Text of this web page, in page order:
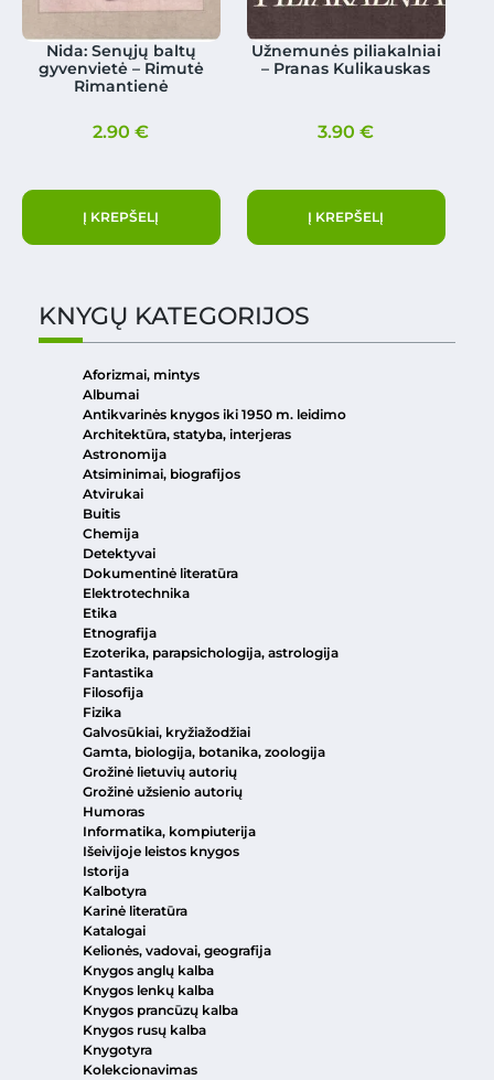
Nida: Senųjų baltų
gyvenvietė – Rimutė
Rimantienė
2.90€
Į KREPŠELĮ
Užnemunės piliakalniai
– Pranas Kulikauskas
3.90€
Į KREPŠELĮ
KNYGŲ KATEGORIJOS
Aforizmai, mintys
Albumai
Antikvarinės knygos iki 1950 m. leidimo
Architektūra, statyba, interjeras
Astronomija
Atsiminimai, biografijos
Atvirukai
Buitis
Chemija
Detektyvai
Dokumentinė literatūra
Elektrotechnika
Etika
Etnografija
Ezoterika, parapsichologija, astrologija
Fantastika
Filosofija
Fizika
Galvosūkiai, kryžiažodžiai
Gamta, biologija, botanika, zoologija
Grožinė lietuvių autorių
Grožinė užsienio autorių
Humoras
Informatika, kompiuterija
Išeivijoje leistos knygos
Istorija
Kalbotyra
Karinė literatūra
Katalogai
Kelionės, vadovai, geografija
Knygos anglų kalba
Knygos lenkų kalba
Knygos prancūzų kalba
Knygos rusų kalba
Knygotyra
Kolekcionavimas